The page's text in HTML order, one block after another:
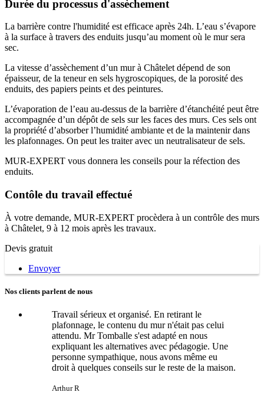
Durée du processus d'assèchement
La barrière contre l'humidité est efficace après 24h. L’eau s’évapore
à la surface à travers des enduits jusqu’au moment où le mur sera
sec.
La vitesse d’assèchement d’un mur à Châtelet dépend de son
épaisseur, de la teneur en sels hygroscopiques, de la porosité des
enduits, des papiers peints et des peintures.
L’évaporation de l’eau au-dessus de la barrière d’étanchéité peut être
accompagnée d’un dépôt de sels sur les faces des murs. Ces sels ont
la propriété d’absorber l’humidité ambiante et de la maintenir dans
les plafonnages. On peut les traiter avec un neutralisateur de sels.
MUR-EXPERT vous donnera les conseils pour la réfection des
enduits.
Contôle du travail effectué
À votre demande, MUR-EXPERT procèdera à un contrôle des murs
à Châtelet, 9 à 12 mois après les travaux.
Devis gratuit
Envoyer
Nos clients parlent de nous
Travail sérieux et organisé. En retirant le
plafonnage, le contenu du mur n'était pas celui
attendu. Mr Tomballe s'est adapté en nous
expliquant les alternatives avec pédagogie. Une
personne sympathique, nous avons même eu
droit à quelques conseils sur le reste de la maison.
Arthur R